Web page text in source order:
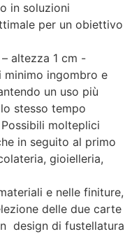
in soluzioni
per un obiettivo
altezza 1 cm -
minimo ingombro e
un uso più
stesso tempo
molteplici
in seguito al primo
gioielleria,
e nelle finiture,
delle due carte
design di fustellatura